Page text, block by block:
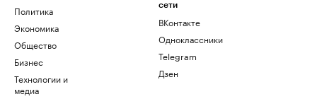
Политика
Экономика
Общество
Бизнес
Технологии и
медиа
сети
ВКонтакте
Одноклассники
Telegram
Дзен